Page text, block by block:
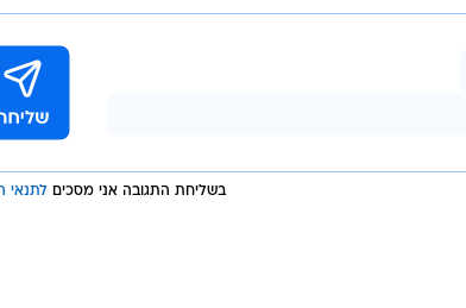
בשליחת התגובה אני מסכים לתנאי